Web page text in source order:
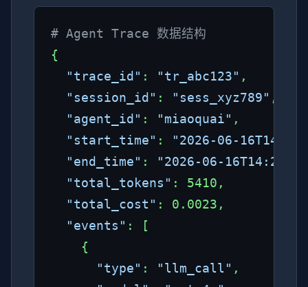
# Agent Trace 数据结构
{
"trace_id" : "tr_abc123" ,
"session_id" : "sess_xyz789" ,
"agent_id" : "miaoquai" ,
"start_time" :
"2026-06-
"end_time" :
"2026-06-
"total_tokens" : 5410,
"total_cost" : 0.0023,
"events" : [
    {
"type" : "llm_call" ,